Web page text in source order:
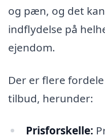
og pæn, og det
indflydelse på
ejendom.
Der er flere
tilbud, herunder:
Prisforskelle: